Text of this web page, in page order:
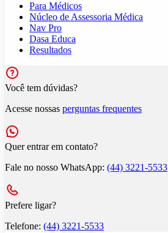
Para Médicos
Núcleo de Assessoria Médica
Nav Pro
Dasa Educa
Resultados
Você tem dúvidas?
Acesse nossas perguntas frequentes
Quer entrar em contato?
Fale no nosso WhatsApp: (44) 3221-5533
Prefere ligar?
Telefone: (44) 3221-5533